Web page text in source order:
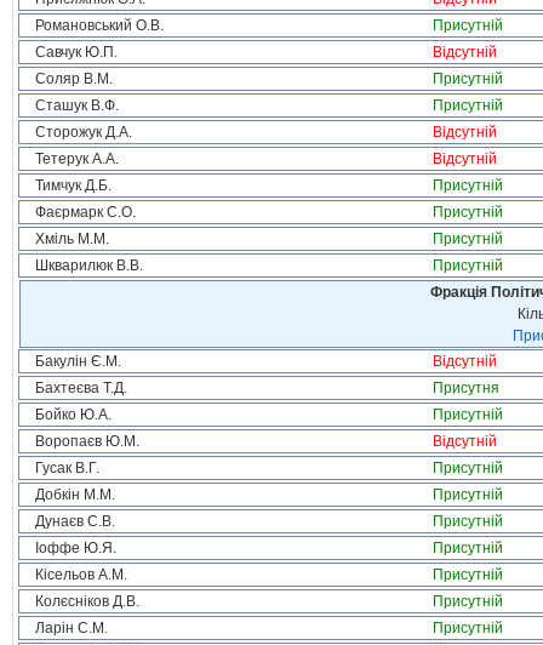
Романовський О.В.
Присутній
Савчук Ю.П.
Відсутній
Соляр В.М.
Присутній
Сташук В.Ф.
Присутній
Сторожук Д.А.
Відсутній
Тетерук А.А.
Відсутній
Тимчук Д.Б.
Присутній
Фаєрмарк С.О.
Присутній
Хміль М.М.
Присутній
Шкварилюк В.В.
Присутній
Фракція
Бакулін Є.М.
Відсутній
Бахтеєва Т.Д.
Присутня
Бойко Ю.А.
Присутній
Воропаєв Ю.М.
Відсутній
Гусак В.Г.
Присутній
Добкін М.М.
Присутній
Дунаєв С.В.
Присутній
Іоффе Ю.Я.
Присутній
Кісельов А.М.
Присутній
Колєсніков Д.В.
Присутній
Ларін С.М.
Присутній